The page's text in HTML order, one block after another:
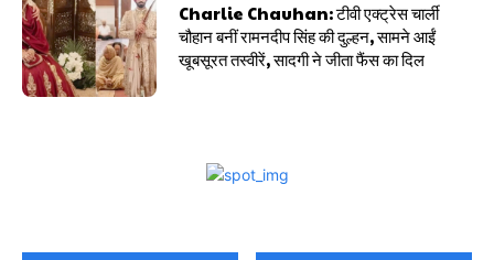
Charlie Chauhan: टीवी एक्ट्रेस चार्ली
चौहान बनीं रामनदीप सिंह की दुल्हन, सामने आईं
खूबसूरत तस्वीरें, सादगी ने जीता फैंस का दिल